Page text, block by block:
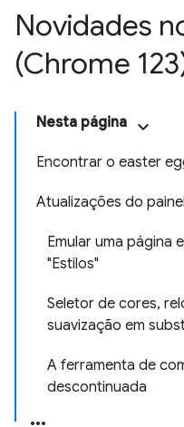
Novidades
(Chrome
Nesta página
Encontrar o easter
Atualizações do
Emular uma página
"Estilos"
Seletor de cores,
suavização em
A ferramenta de
descontinuada